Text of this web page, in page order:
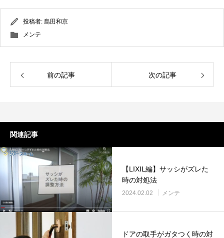
投稿者: 島田和京
メンテ
前の記事 次の記事
関連記事
【LIXIL編】サッシがズレた
時の対処法
2024.02.02 メンテ
ドアの取手がガタつく時の対